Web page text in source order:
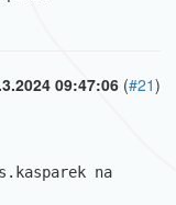
09:47:06 (#21)
na